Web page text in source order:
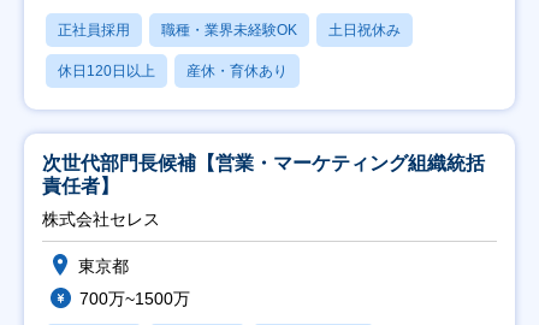
正社員採用 職種・業界未経験OK 土日祝休み
休日120日以上 産休・育休あり
次世代部門長候補【営業・マーケティング組織統括
責任者】
株式会社セレス
東京都
700万~1500万